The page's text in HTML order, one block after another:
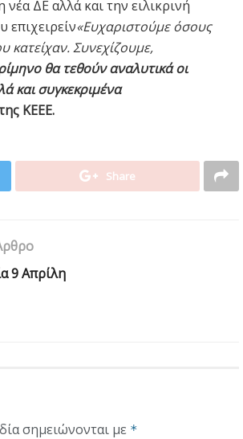
ΔΕ αλλά και την ειλικρινή
«Ευχαριστούμε όσους
κατείχαν. Συνεχίζουμε,
θα τεθούν αναλυτικά οι
και συγκεκριμένα
ΚΕΕΕ.
Share
9 Απρίλη
σημειώνονται με *